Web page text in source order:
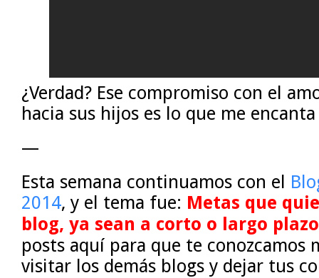
¿Verdad? Ese compromiso con el
hacia sus hijos es lo que me
—
Esta semana continuamos con el
2014, y el tema fue: Metas que
blog, ya sean a corto o largo plazo
posts aquí para que te conozcamos
visitar los demás blogs y dejar tus